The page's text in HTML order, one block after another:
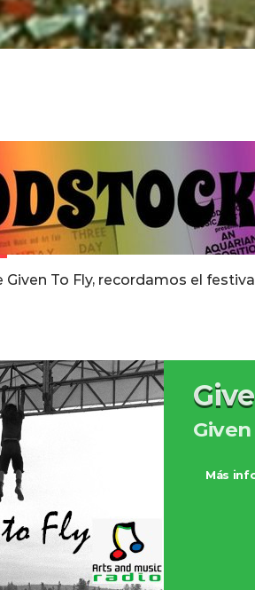
Given To Fly, recordamos el
Más